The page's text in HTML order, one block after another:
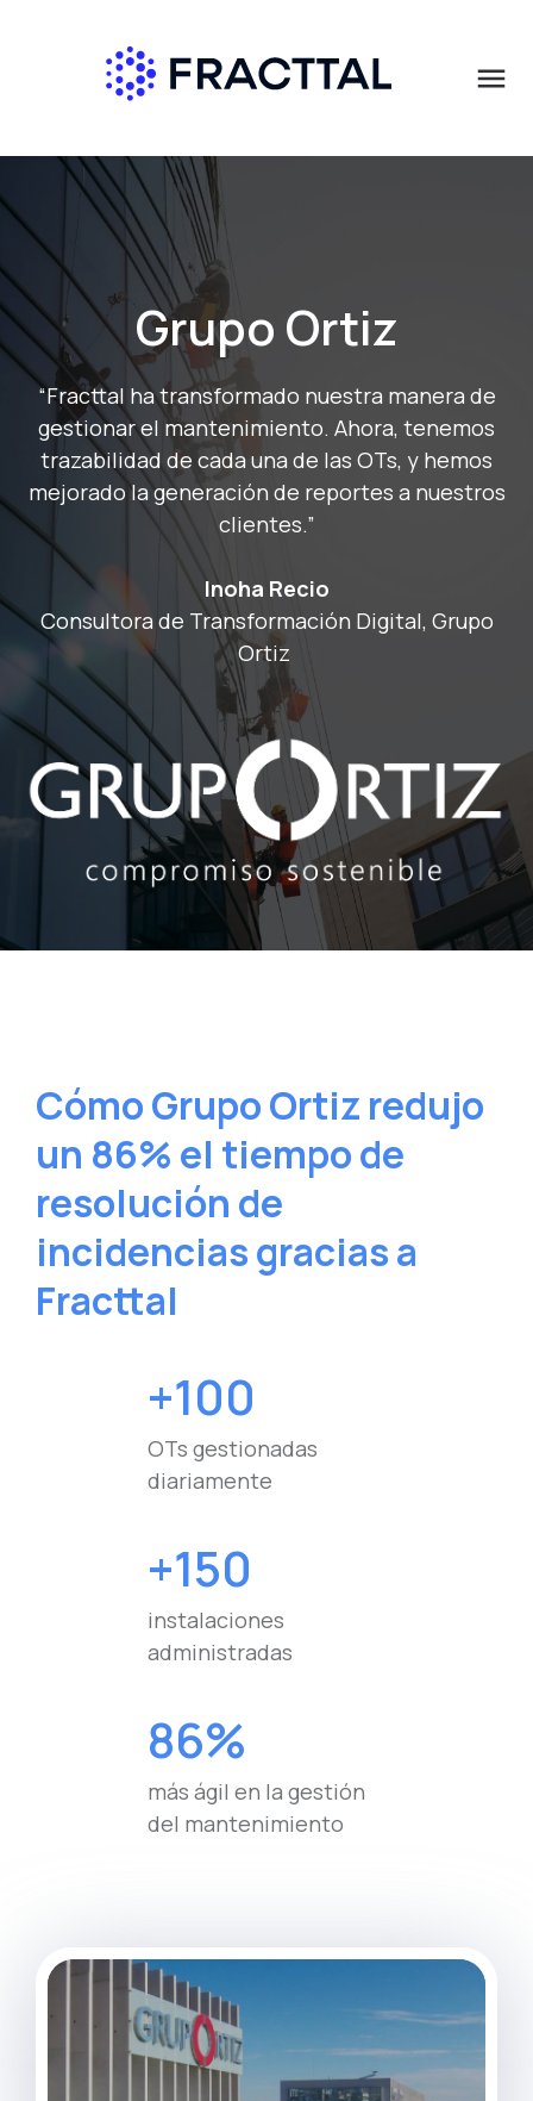
menu
Grupo Ortiz
“Fracttal ha transformado nuestra manera de
gestionar el mantenimiento. Ahora, tenemos
trazabilidad de cada una de las OTs, y hemos
mejorado lageneración de reportes a nuestros
clientes.”
Inoha Recio
Consultora de Transformación Digital, Grupo
Ortiz
Cómo Grupo Ortiz redujo
un 86% el tiempo de
resolución de
incidencias gracias a
Fracttal
+100
OTs gestionadas
diariamente
+150
instalaciones
administradas
86%
más ágil en la gestión
del mantenimiento